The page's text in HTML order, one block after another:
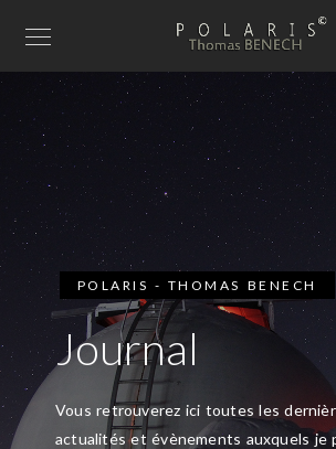
POLARIS - THOMAS BENECH
Journal
Vous retrouverez ici toutes les
actualités et évènements auxquels je